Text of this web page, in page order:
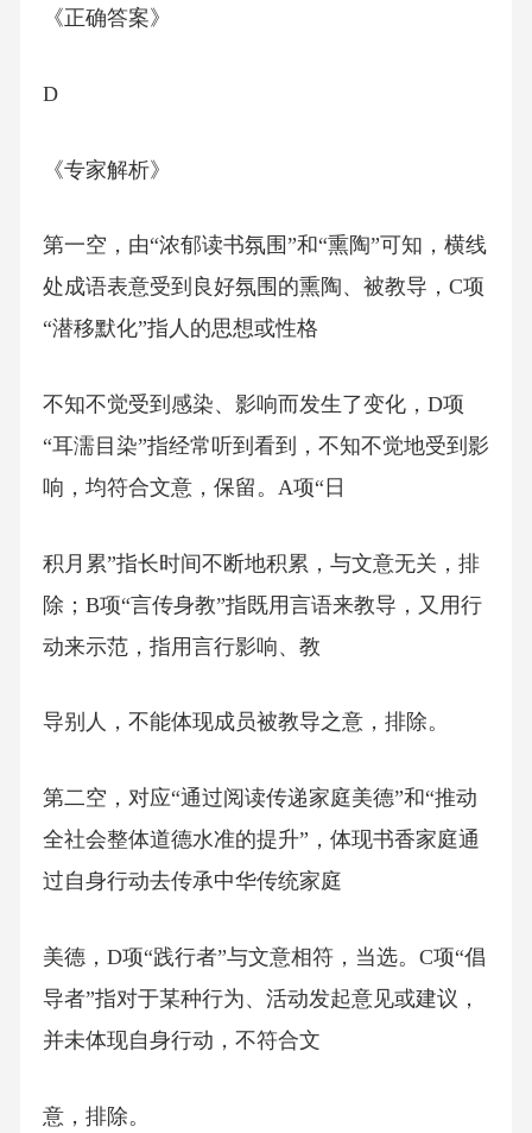
《正确答案》
D
《专家解析》
第一空，由“浓郁读书氛围”和“熏陶”可知，横线
处成语表意受到良好氛围的熏陶、被教导，C项
“潜移默化”指人的思想或性格
不知不觉受到感染、影响而发生了变化，D项
“耳濡目染”指经常听到看到，不知不觉地受到影
响，均符合文意，保留。A项“日
积月累”指长时间不断地积累，与文意无关，排
除；B项“言传身教”指既用言语来教导，又用行
动来示范，指用言行影响、教
导别人，不能体现成员被教导之意，排除。
第二空，对应“通过阅读传递家庭美德”和“推动
全社会整体道德水准的提升”，体现书香家庭通
过自身行动去传承中华传统家庭
美德，D项“践行者”与文意相符，当选。C项“倡
导者”指对于某种行为、活动发起意见或建议，
并未体现自身行动，不符合文
意，排除。